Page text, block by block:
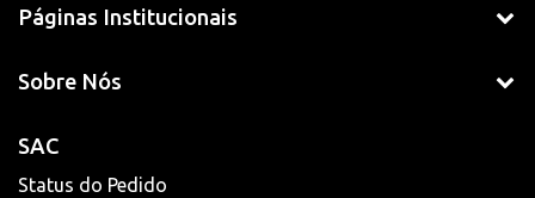
Páginas Institucionais
Sobre Nós
SAC
Status do Pedido